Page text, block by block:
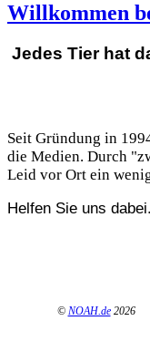
Willkommen
Jedes Tier hat
Seit Gründung in
die Medien. Durch
Leid vor Ort ein
Helfen Sie uns
© NOAH.de 2026